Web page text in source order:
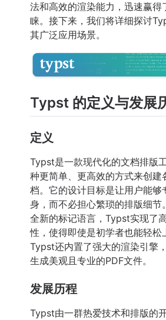
法和高效的渲染能力，迅速赢得
睐。接下来，我们将详细探讨
其广泛应用场景。
Typst 的定义与发展
定义
Typst是一款现代化的文档排版
种更简单、更高效的方式来创建
档。它的设计目标是让用户能够
身，而不必担心繁琐的排版细节
全新的标记语言，Typst实现了
性，使得即使是初学者也能轻松
Typst还内置了强大的渲染引擎
生成美观且专业的PDF文件。
发展历程
Typst由一群热爱技术和排版的